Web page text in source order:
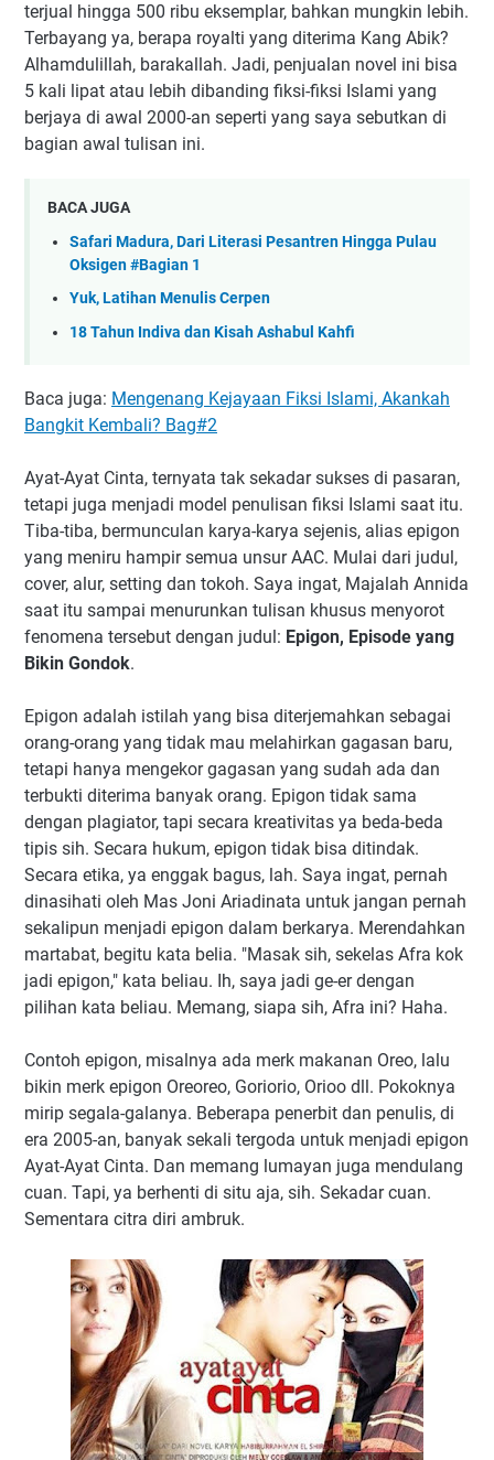
terjual hingga 500 ribu eksemplar, bahkan mungkin lebih.
Terbayang ya, berapa royalti yang diterima Kang Abik?
Alhamdulillah, barakallah. Jadi, penjualan novel ini bisa
5 kali lipat atau lebih dibanding fiksi-fiksi Islami yang
berjaya di awal 2000-an seperti yang saya sebutkan di
bagian awal tulisan ini.
BACA JUGA
Safari Madura, Dari Literasi Pesantren Hingga Pulau
Oksigen #Bagian 1
Yuk, Latihan Menulis Cerpen
18 Tahun Indiva dan Kisah Ashabul Kahfi
Baca juga: Mengenang Kejayaan Fiksi Islami, Akankah
Bangkit Kembali? Bag#2
Ayat-Ayat Cinta, ternyata tak sekadar sukses di pasaran,
tetapi juga menjadi model penulisan fiksi Islami saat itu.
Tiba-tiba, bermunculan karya-karya sejenis, alias epigon
yang meniru hampir semua unsur AAC. Mulai dari judul,
cover, alur, setting dan tokoh. Saya ingat, Majalah Annida
saat itu sampai menurunkan tulisan khusus menyorot
fenomena tersebut dengan judul: Epigon, Episode yang
Bikin Gondok.
Epigon adalah istilah yang bisa diterjemahkan sebagai
orang-orang yang tidak mau melahirkan gagasan baru,
tetapi hanya mengekor gagasan yang sudah ada dan
terbukti diterima banyak orang. Epigon tidak sama
dengan plagiator, tapi secara kreativitas ya beda-beda
tipis sih. Secara hukum, epigon tidak bisa ditindak.
Secara etika, ya enggak bagus, lah. Saya ingat, pernah
dinasihati oleh Mas Joni Ariadinata untuk jangan pernah
sekalipun menjadi epigon dalam berkarya. Merendahkan
martabat, begitu kata belia. "Masak sih, sekelas Afra kok
jadi epigon," kata beliau. Ih, saya jadi ge-er dengan
pilihan kata beliau. Memang, siapa sih, Afra ini? Haha.
Contoh epigon, misalnya ada merk makanan Oreo, lalu
bikin merk epigon Oreoreo, Goriorio, Orioo dll. Pokoknya
mirip segala-galanya. Beberapa penerbit dan penulis, di
era 2005-an, banyak sekali tergoda untuk menjadi epigon
Ayat-Ayat Cinta. Dan memang lumayan juga mendulang
cuan. Tapi, ya berhenti di situ aja, sih. Sekadar cuan.
Sementara citra diri ambruk.